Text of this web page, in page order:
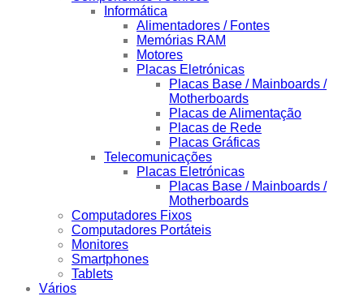
Informática
Alimentadores / Fontes
Memórias RAM
Motores
Placas Eletrónicas
Placas Base / Mainboards /
Motherboards
Placas de Alimentação
Placas de Rede
Placas Gráficas
Telecomunicações
Placas Eletrónicas
Placas Base / Mainboards /
Motherboards
Computadores Fixos
Computadores Portáteis
Monitores
Smartphones
Tablets
Vários